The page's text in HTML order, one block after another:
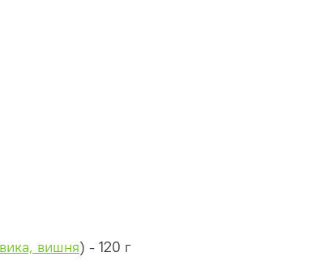
вишня) - 120 г